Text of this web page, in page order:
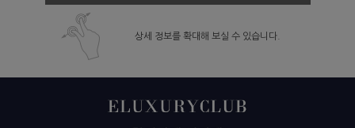
상세 정보를 확대해 보실 수 있습니다.